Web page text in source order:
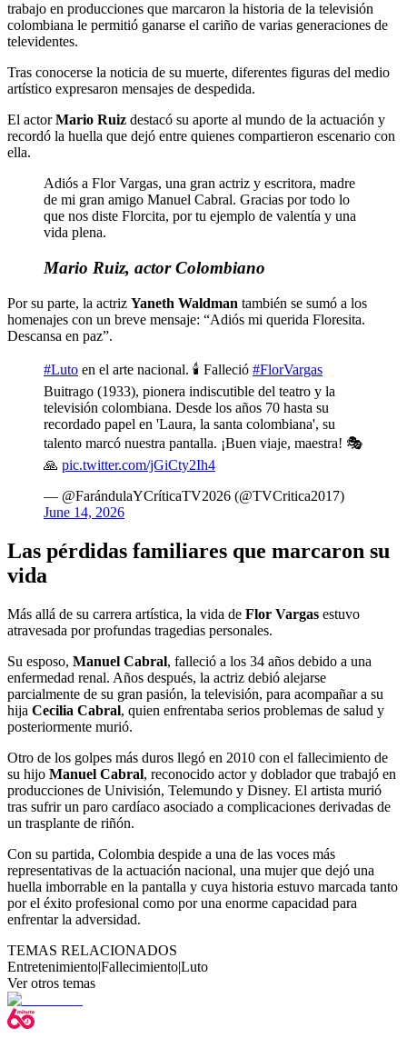
trabajo en producciones que marcaron la historia de la televisión
colombiana le permitió ganarse el cariño de varias generaciones de
televidentes.
Tras conocerse la noticia de su muerte, diferentes figuras del medio
artístico expresaron mensajes de despedida.
El actorMario Ruiz destacó su aporte al mundo de la actuación y
recordó la huella que dejó entre quienes compartieron escenario con
ella.
Adiós a Flor Vargas, una gran actriz y escritora, madre
de mi gran amigo Manuel Cabral. Gracias por todo lo
que nos diste Florcita, por tu ejemplo de valentía y una
vida plena.
Mario Ruiz, actor Colombiano
Por su parte, la actriz Yaneth Waldman también se sumó a los
homenajes con un breve mensaje: “Adiós mi querida Floresita.
Descansa en paz”.
#Luto en el arte nacional. 🕯️ Falleció #FlorVargas
Buitrago (1933), pionera indiscutible del teatro y la
televisión colombiana. Desde los años 70 hasta su
recordado papel en 'Laura, la santa colombiana', su
talento marcó nuestra pantalla. ¡Buen viaje, maestra! 🎭
🙏 pic.twitter.com/jGiCty2Ih4
— @FarándulaYCríticaTV2026 (@TVCritica2017)
June 14, 2026
Las pérdidas familiares que marcaron su
vida
Más allá de su carrera artística, la vida de Flor Vargas estuvo
atravesada por profundas tragedias personales.
Su esposo, Manuel Cabral, falleció a los 34 años debido a una
enfermedad renal. Años después, la actriz debió alejarse
parcialmente de su gran pasión, la televisión, para acompañar a su
hija Cecilia Cabral, quien enfrentaba serios problemas de salud y
posteriormente murió.
Otro de los golpes más duros llegó en 2010 con el fallecimiento de
su hijo Manuel Cabral, reconocido actor y doblador que trabajó en
producciones de Univisión, Telemundo y Disney. El artista murió
tras sufrir un paro cardíaco asociado a complicaciones derivadas de
un trasplante de riñón.
Con su partida, Colombia despide a una de las voces más
representativas de la actuación nacional, una mujer que dejó una
huella imborrable en la pantalla y cuya historia estuvo marcada tanto
por el éxito profesional como por una enorme capacidad para
enfrentar la adversidad.
TEMAS RELACIONADOS
Entretenimiento|Fallecimiento|Luto
Ver otros temas